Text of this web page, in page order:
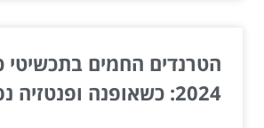
הטרנדים החמים
2024: כשאופנה ופנטזיה נפגשות